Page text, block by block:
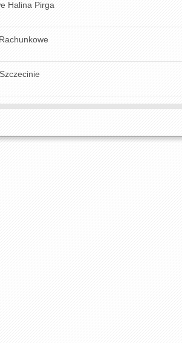
Halina Pirga